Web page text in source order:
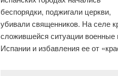
беспорядки, поджигали церкви,
убивали священников. На селе
сложившейся ситуации
Испании и избавления ее от